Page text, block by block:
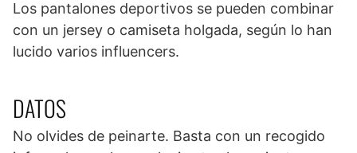
Los pantalones deportivos se pueden combinar
con un jersey o camiseta holgada, según lo han
lucido varios influencers.
DATOS
No olvides de peinarte. Basta con un recogido